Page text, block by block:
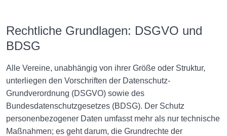
Rechtliche Grundlagen: DSGVO und
BDSG
Alle Vereine, unabhängig von ihrer Größe oder Struktur,
unterliegen den Vorschriften der Datenschutz-
Grundverordnung (DSGVO) sowie des
Bundesdatenschutzgesetzes (BDSG). Der Schutz
personenbezogener Daten umfasst mehr als nur technische
Maßnahmen; es geht darum, die Grundrechte der